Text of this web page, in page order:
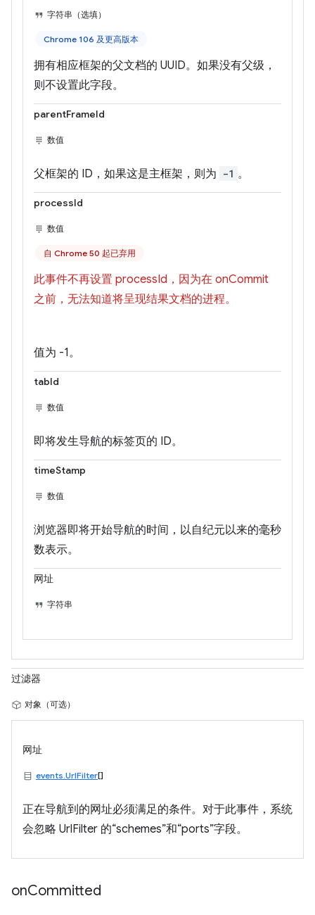
字符串（选填）
Chrome 106 及更高版本
拥有相应框架的父文档的 UUID。如果没有父级，
则不设置此字段。
parentFrameId
数值
父框架的 ID，如果这是主框架，则为 -1 。
processId
数值
自 Chrome 50 起已弃用
此事件不再设置 processId，因为在 onCommit
之前，无法知道将呈现结果文档的进程。
值为 -1。
tabId
数值
即将发生导航的标签页的 ID。
timeStamp
数值
浏览器即将开始导航的时间，以自纪元以来的毫秒
数表示。
网址
字符串
过滤器
对象（可选）
网址
events.UrlFilter[]
正在导航到的网址必须满足的条件。对于此事件，系统
会忽略 UrlFilter 的“schemes”和“ports”字段。
onCommitted